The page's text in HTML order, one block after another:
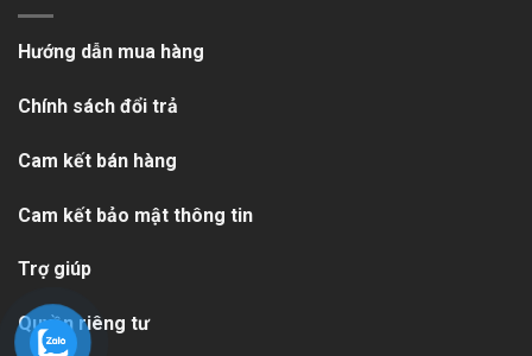
Hướng dẫn mua hàng
Chính sách đổi trả
Cam kết bán hàng
Cam kết bảo mật thông tin
Trợ giúp
Quyền riêng tư